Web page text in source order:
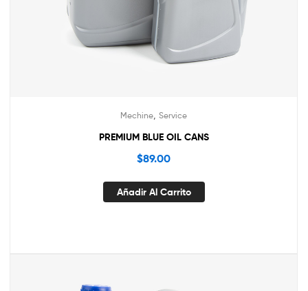
Mechine Service
PREMIUM BLUE OIL CANS
$89.00
Añadir Al Carrito